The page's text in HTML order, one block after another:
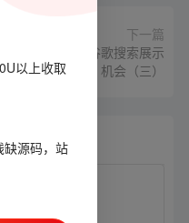
下一篇
目录网站增加谷歌搜索展示
机会（三）
以上收取
缺源码，站